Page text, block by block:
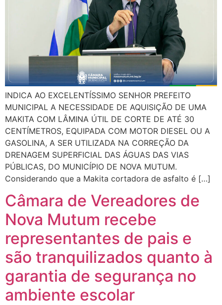
INDICA AO EXCELENTÍSSIMO SENHOR PREFEITO
MUNICIPAL A NECESSIDADE DE AQUISIÇÃO DE UMA
MAKITA COM LÂMINA ÚTIL DE CORTE DE ATÉ 30
CENTÍMETROS, EQUIPADA COM MOTOR DIESEL OU A
GASOLINA, A SER UTILIZADA NA CORREÇÃO DA
DRENAGEM SUPERFICIAL DAS ÁGUAS DAS VIAS
PÚBLICAS, DO MUNICÍPIO DE NOVA MUTUM.
Considerando que a Makita cortadora de asfalto é […]
Câmara de Vereadores de
Nova Mutum recebe
representantes de pais e
são tranquilizados quanto à
garantia de segurança no
ambiente escolar